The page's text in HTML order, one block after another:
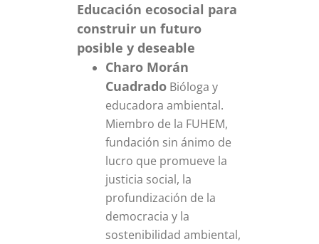
Educación ecosocial para
construir un futuro
posible y deseable
Charo Morán
CuadradoBióloga y
educadora ambiental.
Miembro de la FUHEM,
fundación sin ánimo de
lucro que promueve la
justicia social, la
profundización de la
democracia y la
sostenibilidad ambiental,